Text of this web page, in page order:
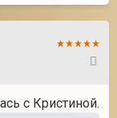
с Кристиной.